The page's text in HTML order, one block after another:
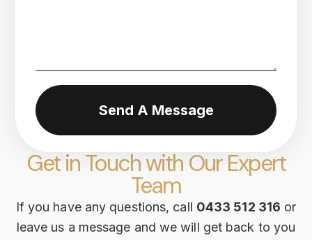
Get in Touch with Our Expert
Team
If you have any questions, call 0433 512 316 or
leave us a message and we will get back to you
Send A Message